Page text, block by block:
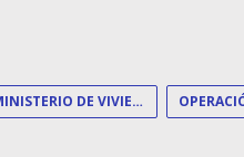
MINISTERIO DE VIVIENDA